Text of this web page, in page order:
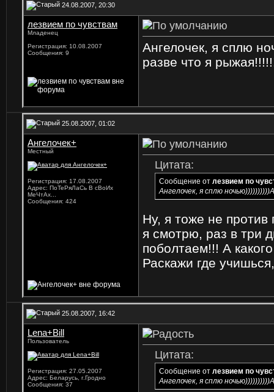
24.08.2007, 20:30
лезвием по чувствам
Младенец
Регистрация: 10.08.2007
Сообщения: 9
Ангелочек, я сплю
разве что я
25.08.2007, 01:02
Ангелочек+
Местный
Регистрация: 17.08.2007
Адрес: ПоТеРяЛаСь В сВоИх
МеЧтАх...
Сообщения: 424
Цитата:
Сообщение от лезвием по
Ангелочек, я сплю ночью
Ну, я тоже не против
я смотрю, раз в три
поболтаем!!! А
Раскажи где
25.08.2007, 16:42
Lena+Bill
Пользователь
Регистрация: 27.05.2007
Адрес: Беларусь, г.Гродно
Сообщения: 37
Цитата:
Сообщение от лезвием по
Ангелочек, я сплю ночью